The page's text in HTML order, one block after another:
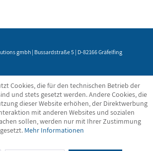
gmbh | Bussardstraße 5 | D-82166 Gräfelfing
Cookies, die für den technischen Betrieb der
und stets gesetzt werden. Andere Cookies, die
dieser Website erhöhen, der Direktwerbung
mit anderen Websites und sozialen
sollen, werden nur mit Ihrer Zustimmung
gesetzt. Mehr Informationen